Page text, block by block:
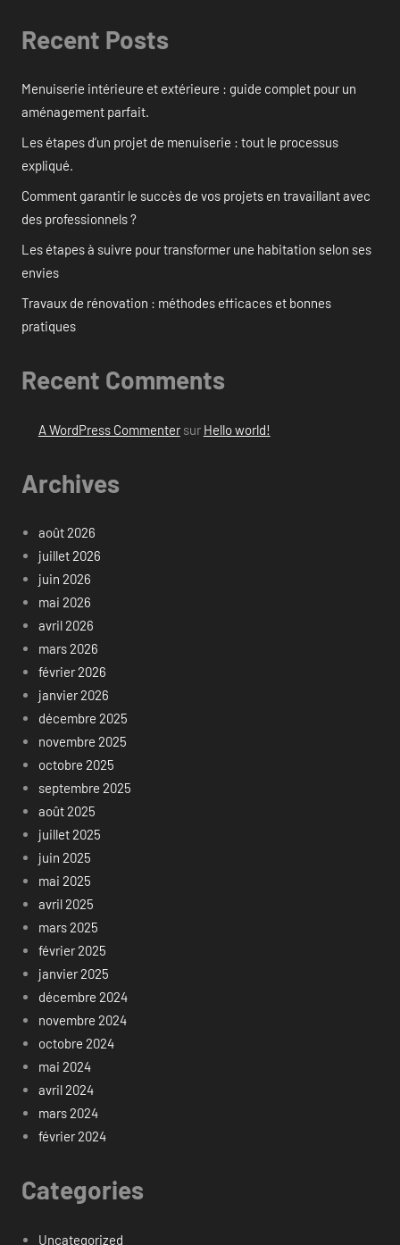
Recent Posts
Menuiserie intérieure et extérieure : guide complet pour un
aménagement parfait.
Les étapes d’un projet de menuiserie : tout le processus
expliqué.
Comment garantir le succès de vos projets en travaillant avec
des professionnels ?
Les étapes à suivre pour transformer une habitation selon ses
envies
Travaux de rénovation : méthodes efficaces et bonnes
pratiques
Recent Comments
A WordPress Commentersur Hello world!
Archives
août 2026
juillet 2026
juin 2026
mai 2026
avril 2026
mars 2026
février 2026
janvier 2026
décembre 2025
novembre 2025
octobre 2025
septembre 2025
août 2025
juillet 2025
juin 2025
mai 2025
avril 2025
mars 2025
février 2025
janvier 2025
décembre 2024
novembre 2024
octobre 2024
mai 2024
avril 2024
mars 2024
février 2024
Categories
Uncategorized